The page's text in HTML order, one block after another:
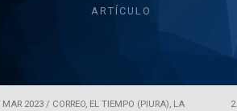
ARTÍCULO
MAR 2023/ CORREO, EL TIEMPO (PIURA), LA